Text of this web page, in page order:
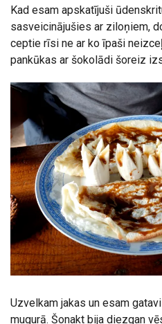
Kad esam apskatījuši
sasveicinājušies ar ziloņiem,
ceptie rīsi ne ar ko īpaši
pankūkas ar šokolādi šoreiz
Uzvelkam jakas un esam
mugurā. Šonakt bija diezgan